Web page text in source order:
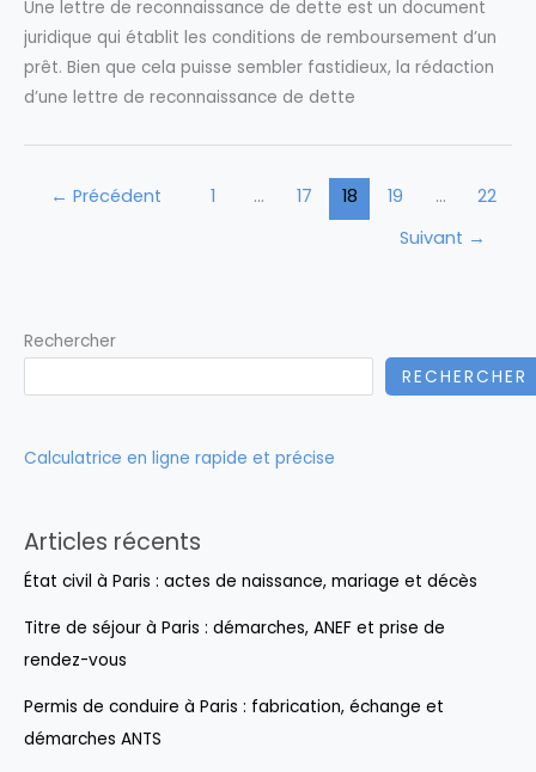
Une lettre de reconnaissance de dette est un document
juridique qui établit les conditions de remboursement d’un
prêt. Bien que cela puisse sembler fastidieux, la rédaction
d’une lettre de reconnaissance de dette
← Précédent 1 … 17 18 19 …
22
Suivant →
Rechercher
RECHERCHER
Calculatrice en ligne rapide et précise
Articles récents
État civil à Paris : actes de naissance, mariage et décès
Titre de séjour à Paris : démarches, ANEF et prise de
rendez-vous
Permis de conduire à Paris : fabrication, échange et
démarches ANTS